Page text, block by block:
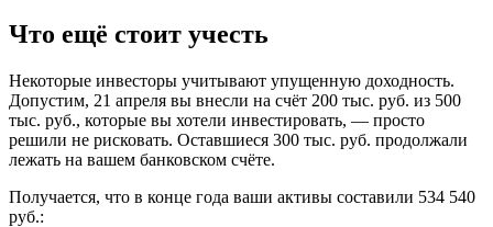
Что ещё стоит учесть
Некоторые инвесторы учитывают упущенную доходность.
Допустим, 21 апреля вы внесли на счёт 200 тыс. руб. из 500
тыс. руб., которые вы хотели инвестировать, — просто
решили не рисковать. Оставшиеся 300 тыс. руб. продолжали
лежать на вашем банковском счёте.
Получается, что в конце года ваши активы составили 534 540
руб.: